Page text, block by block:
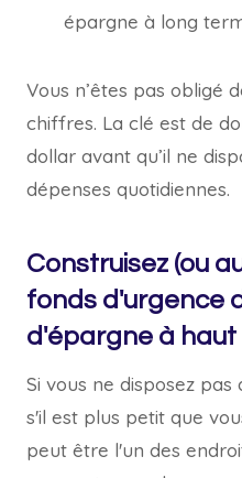
épargne à long
Vous n’êtes pas obligé
chiffres. La clé est de
dollar avant qu’il ne
dépenses quotidiennes.
Construisez (ou
fonds d'urgence
d'épargne à
Si vous ne disposez
s'il est plus petit que
peut être l'un des